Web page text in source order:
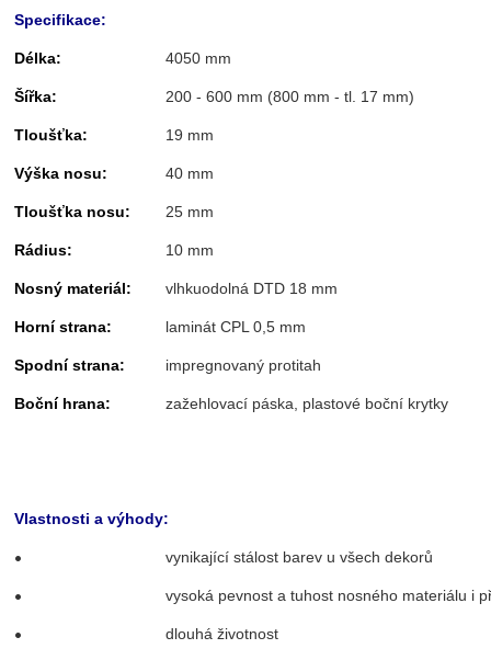
Specifikace:
Délka: 4050 mm
Šířka: 200 - 600 mm (800 mm - tl. 17 mm)
Tloušťka: 19 mm
Výška nosu: 40 mm
Tloušťka nosu: 25 mm
Rádius: 10 mm
Nosný materiál: vlhkuodolná DTD 18 mm
Horní strana: laminát CPL 0,5 mm
Spodní strana: impregnovaný protitah
Boční hrana: zažehlovací páska, plastové boční krytky
Vlastnosti a výhody:
• vynikající stálost barev u všech dekorů
• vysoká pevnost a tuhost nosného materiálu i
• dlouhá životnost